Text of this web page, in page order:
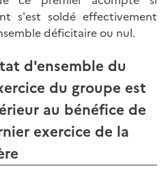
s'est soldé effectivement
déficitaire ou nul.
d'ensemble du
du groupe est
au bénéfice de
exercice de la